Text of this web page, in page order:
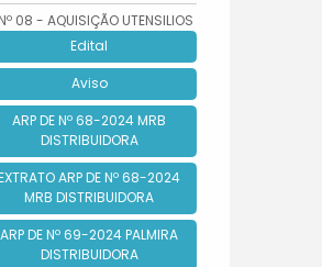
08 - AQUISIÇÃO UTENSILIOS
Edital
Aviso
ARP DE Nº 68-2024 MRB
DISTRIBUIDORA
ARP DE Nº 68-2024
MRB DISTRIBUIDORA
ARP DE Nº 69-2024 PALMIRA
DISTRIBUIDORA